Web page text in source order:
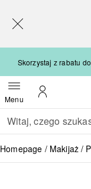
Skorzystaj z rabatu
MenuOtwórz menuMoje konto
Wracać
Wykonaj wyszukiwanie
Homepage Makijaż